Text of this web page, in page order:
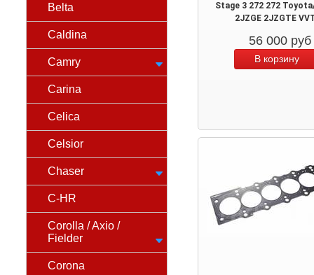
Belta
Caldina
Camry
Carina
Celica
Celsior
Chaser
C-HR
Corolla / Axio /
Fielder
Corona
Stage 3 272 272
2JZGE 2JZGTE
56 000 руб